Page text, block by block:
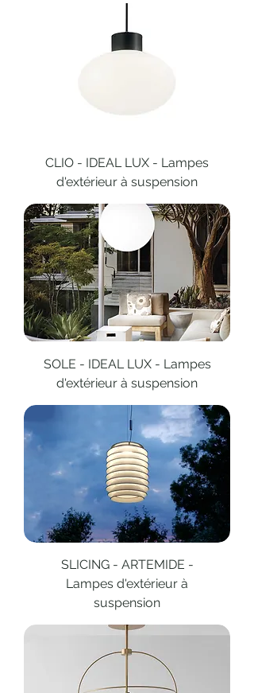
CLIO - IDEAL LUX - Lampes
d'extérieur à suspension
SOLE - IDEAL LUX - Lampes
d'extérieur à suspension
SLICING - ARTEMIDE -
Lampes d'extérieur à
suspension